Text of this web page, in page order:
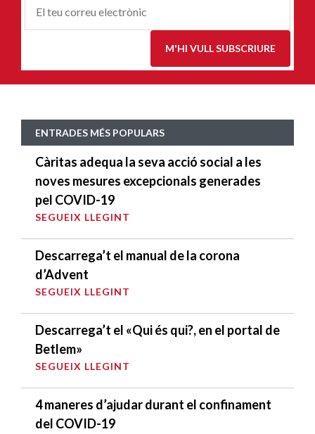
Correu-
M'HI VULL SUBSCRIURE
ENTRADES MÉS POPULARS
Càritas adequa la seva acció social a les
noves mesures excepcionals generades
pel COVID-19
SEGUEIX LLEGINT
Descarrega’t el manual de la corona
d’Advent
SEGUEIX LLEGINT
Descarrega’t el «Qui és qui?, en el portal de
Betlem»
SEGUEIX LLEGINT
4 maneres d’ajudar durant el confinament
del COVID-19